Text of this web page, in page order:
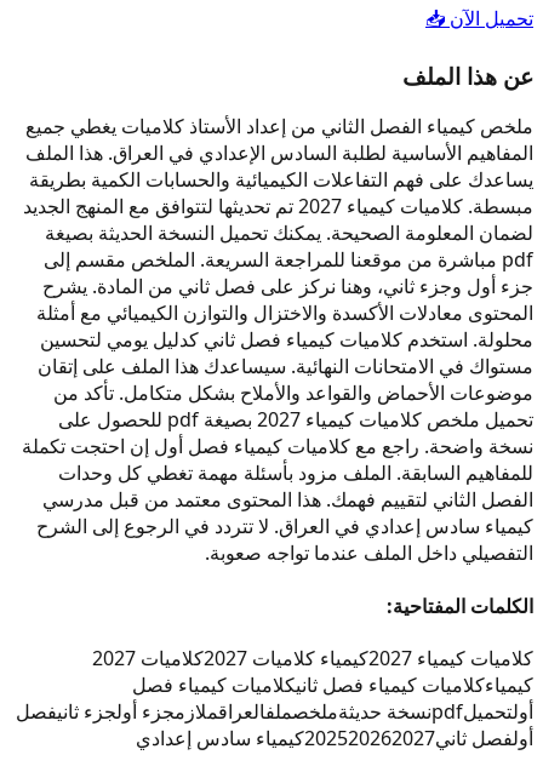
تحميل الآن 📥
عن هذا الملف
ملخص كيمياء الفصل الثاني من إعداد الأستاذ كلاميات يغطي جميع
المفاهيم الأساسية لطلبة السادس الإعدادي في العراق. هذا الملف
يساعدك على فهم التفاعلات الكيميائية والحسابات الكمية بطريقة
مبسطة. كلاميات كيمياء 2027 تم تحديثها لتتوافق مع المنهج الجديد
لضمان المعلومة الصحيحة. يمكنك تحميل النسخة الحديثة بصيغة
pdf مباشرة من موقعنا للمراجعة السريعة. الملخص مقسم إلى
جزء أول وجزء ثاني، وهنا نركز على فصل ثاني من المادة. يشرح
المحتوى معادلات الأكسدة والاختزال والتوازن الكيميائي مع أمثلة
محلولة. استخدم كلاميات كيمياء فصل ثاني كدليل يومي لتحسين
مستواك في الامتحانات النهائية. سيساعدك هذا الملف على إتقان
موضوعات الأحماض والقواعد والأملاح بشكل متكامل. تأكد من
تحميل ملخص كلاميات كيمياء 2027 بصيغة pdf للحصول على
نسخة واضحة. راجع مع كلاميات كيمياء فصل أول إن احتجت تكملة
للمفاهيم السابقة. الملف مزود بأسئلة مهمة تغطي كل وحدات
الفصل الثاني لتقييم فهمك. هذا المحتوى معتمد من قبل مدرسي
كيمياء سادس إعدادي في العراق. لا تتردد في الرجوع إلى الشرح
التفصيلي داخل الملف عندما تواجه صعوبة.
الكلمات المفتاحية:
كلاميات كيمياء 2027
كيمياء كلاميات 2027
كلاميات 2027
كيمياءكلاميات كيمياء فصل ثانيكلاميات كيمياء فصل
أولتحميلpdfنسخة حديثةملخصملفالعراقملازمجزء أولجزء ثانيفصل
أولفصل ثاني 202520262027 كيمياء سادس إعدادي